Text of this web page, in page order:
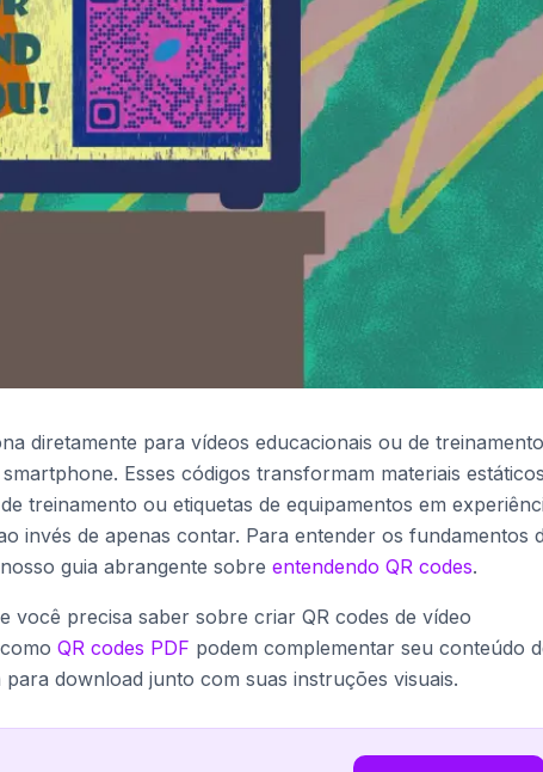
diretamente para vídeos educacionais ou de treinamento
Esses códigos transformam materiais estáticos
treinamento ou etiquetas de equipamentos em
invés de apenas contar. Para entender os fundamentos
guia abrangente sobre entendendo QR codes.
você precisa saber sobre criar QR codes de vídeo
QR codes PDF podem complementar seu conteúdo
download junto com suas instruções visuais.